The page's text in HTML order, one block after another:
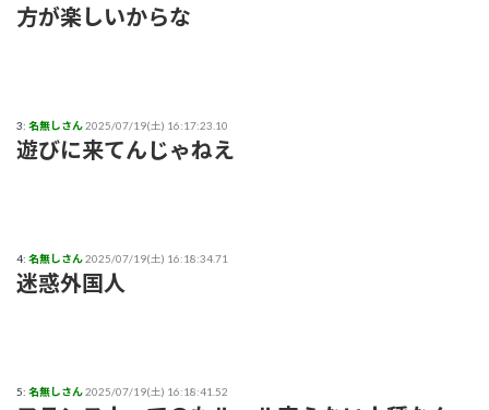
アンジュルムは川名平山後藤色のサイリウムばっかりだなｗ
【画像】風俗でこのレベルのキツネ系女子が出てきたらどうす
る？
あいみょん「私が乳出してるみたいな…きもすぎ」ネット上で
出回るAI画像に苦言
【ファッション】「同級生に笑われたことも」現役女子大生が
方が楽しいからな
3: 名無しさん2025/07/19(土) 16:17:23.10
遊びに来てんじゃねえ
4: 名無しさん2025/07/19(土) 16:18:34.71
迷惑外国人
5: 名無しさん2025/07/19(土) 16:18:41.52